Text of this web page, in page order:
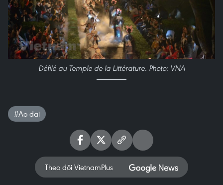
Défilé au Temple de la Littérature. Photo: VNA
#Ao dai
Theo dõi VietnamPlus